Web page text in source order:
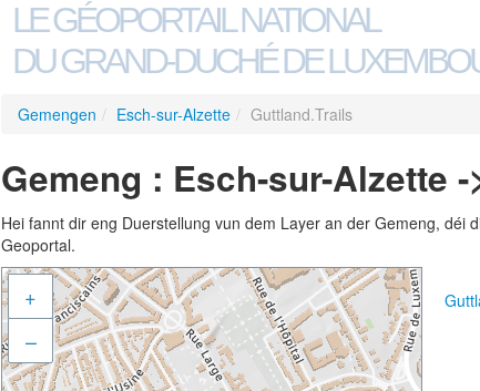
LE GÉOPORTAIL NATIONAL
DU GRAND-DUCHÉ DE
Gemengen / Esch-sur-Alzette / Guttland.Trails
Gemeng : Esch-sur-Alzette
Hei fannt dir eng Duerstellung vun dem Layer an der Gemeng,
Geoportal.
+
–